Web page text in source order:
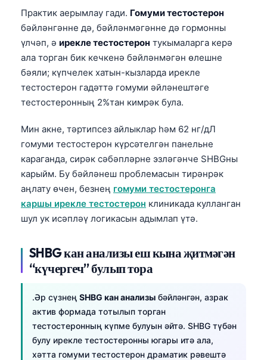
Практик аерымлау гади. Гомуми тестостерон
бәйләнгәнне дә, бәйләнмәгәнне дә гормонны
үлчәп, ә ирекле тестостерон тукымаларга керә
ала торган бик кечкенә бәйләнмәгән өлешне
бәяли; күпчелек хатын-кызларда ирекле
тестостерон гадәттә гомуми әйләнештәге
тестостеронның 2%тан кимрәк була.
Мин акне, тәртипсез айлыклар һәм 62 нг/дЛ
гомуми тестостерон күрсәтелгән панельне
караганда, сирәк сәбәпләрне эзләгәнче SHBGны
карыйм. Бу бәйләнеш проблемасын тирәнрәк
аңлату өчен, безнең гомуми тестостеронга
каршы ирекле тестостерон клиникада кулланган
шул ук исәпләү логикасын адымлап үтә.
SHBG кан анализы еш кына җитмәгән
“күчергеч” булып тора
.Әр сүзнең SHBG кан анализы бәйләнгән, азрак
актив формада тотылып торган
тестостеронның күпме булуын әйтә. SHBG түбән
булу ирекле тестостеронны югары итә ала,
хәтта гомуми тестостерон драматик рәвештә